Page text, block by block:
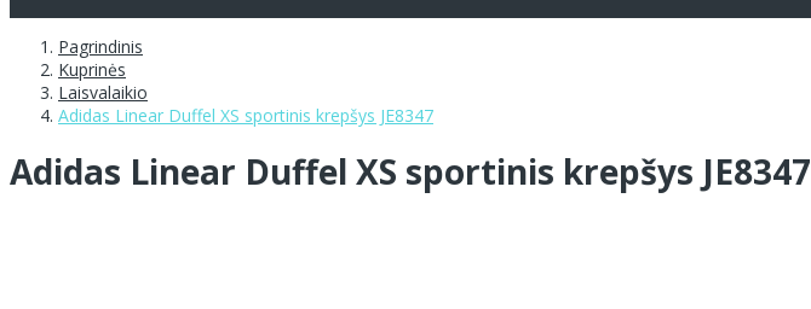
Pagrindinis
Kuprinės
Laisvalaikio
Adidas Linear Duffel XS sportinis krepšys JE8347
Adidas Linear Duffel XS sportinis krepšys JE8347